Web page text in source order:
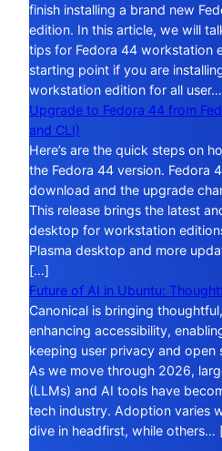
finish installing a brand new
edition. In this article, we will
tips for Fedora 44 workstation
starting point if you are
workstation edition for all
Upgrade to Fedora 44 from
and CLI)
Here’s are the quick steps on
the Fedora 44 version. Fedora
download and the upgrade
This release brings the latest
desktop for workstation
Plasma desktop and more
[…]
Future of AI in Ubuntu:
Canonical is bringing
enhancing accessibility,
keeping user privacy and open
As we move through 2026,
(LLMs) and AI tools have
tech industry. Adoption varies
dive in headfirst, while others…